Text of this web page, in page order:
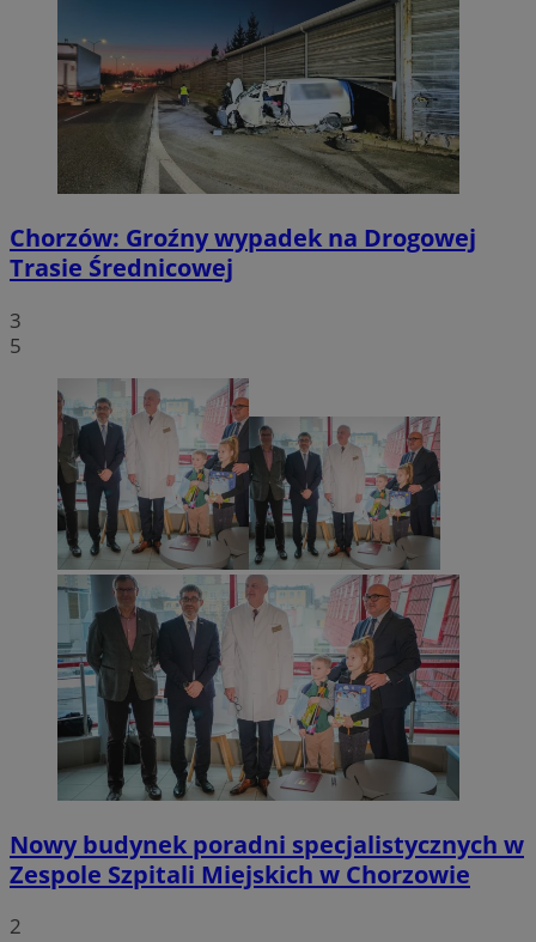
Chorzów: Groźny wypadek na Drogowej
Trasie Średnicowej
3
5
Nowy budynek poradni specjalistycznych w
Zespole Szpitali Miejskich w Chorzowie
2